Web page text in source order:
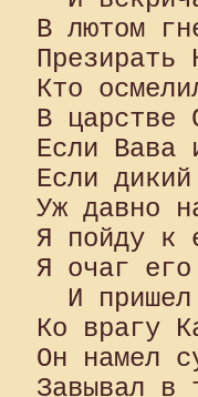
В лютом
Презирать
Кто
В царстве
Если Вава
Если
Уж давно
Я пойду к
Я очаг
И
Ко врагу
Он намел
Завывал в